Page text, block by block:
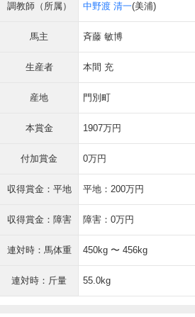
調教師（所属） 中野渡 清一(美浦)
馬主 斉藤 敏博
生産者 本間 充
産地 門別町
本賞金 1907万円
付加賞金 0万円
収得賞金：平地 平地：200万円
収得賞金：障害 障害：0万円
連対時：馬体重 450kg 〜 456kg
連対時：斤量 55.0kg